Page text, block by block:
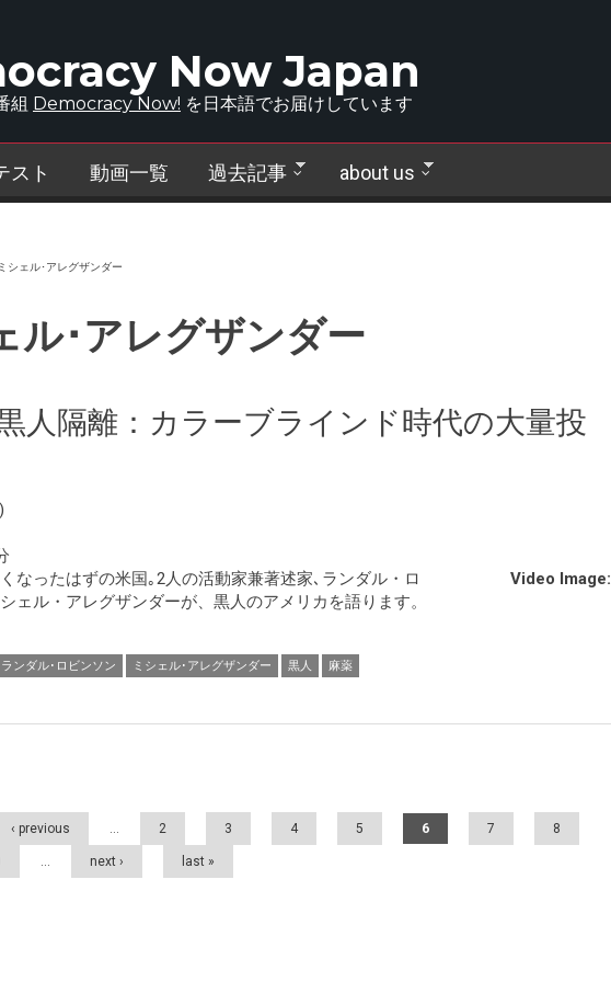
Now Japan
組 Democracy Now! を日本語でお届けしています
スト 動画一覧 過去記事 about us
ミシェル･アレグザンダー
ル･アレグザンダー
人隔離：カラーブラインド時代の大量投
Video Image:
なったはずの米国｡2人の活動家兼著述家､ランダル・ロ
ェル・アレグザンダーが、黒人のアメリカを語ります。
ランダル･ロビンソン ミシェル･アレグザンダー 黒人 麻薬
‹ previous … 2 3 4 5 6 7 8
… next › last »